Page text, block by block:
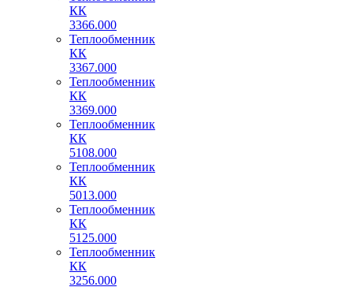
КК
3366.000
Теплообменник
КК
3367.000
Теплообменник
КК
3369.000
Теплообменник
КК
5108.000
Теплообменник
КК
5013.000
Теплообменник
КК
5125.000
Теплообменник
КК
3256.000